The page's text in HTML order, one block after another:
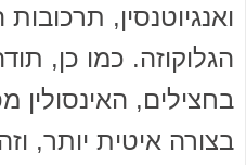
ואנגיוטנסין,
הגלוקוזה. כמו כן,
בחצילים,
בצורה איטית יותר,